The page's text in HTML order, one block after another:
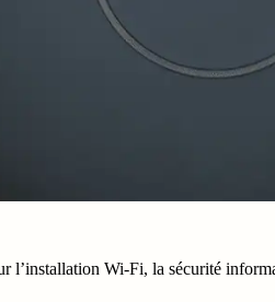
l’installation Wi-Fi, la sécurité